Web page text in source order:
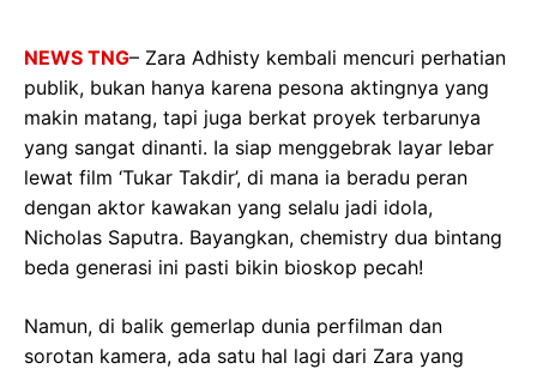
NEWS TNG– Zara Adhisty kembali mencuri perhatian
publik, bukan hanya karena pesona aktingnya yang
makin matang, tapi juga berkat proyek terbarunya
yang sangat dinanti. Ia siap menggebrak layar lebar
lewat film ‘Tukar Takdir’, di mana ia beradu peran
dengan aktor kawakan yang selalu jadi idola,
Nicholas Saputra. Bayangkan, chemistry dua bintang
beda generasi ini pasti bikin bioskop pecah!
Namun, di balik gemerlap dunia perfilman dan
sorotan kamera, ada satu hal lagi dari Zara yang